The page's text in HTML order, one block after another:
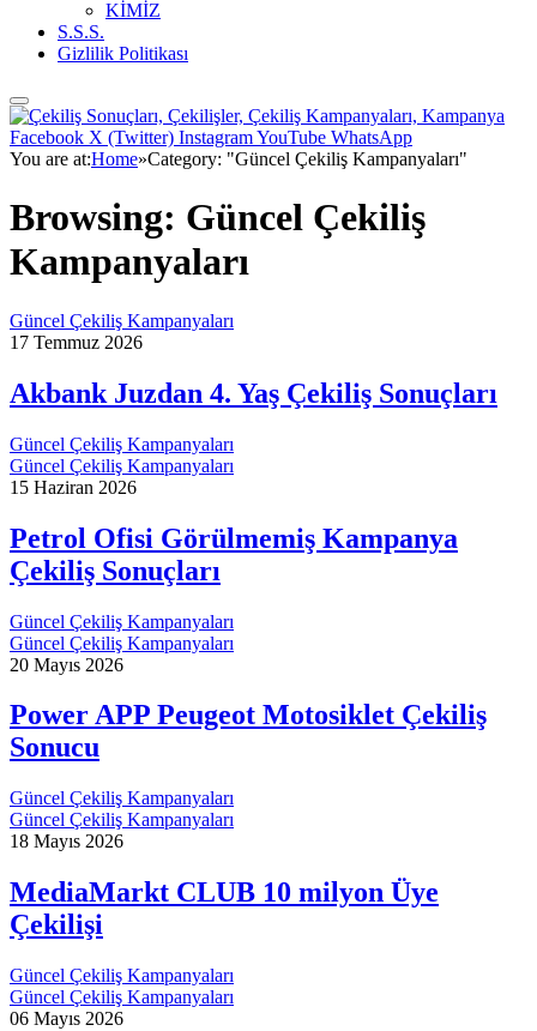
KİMİZ
S.S.S.
Gizlilik Politikası
Facebook X (Twitter) InstagramYouTube WhatsApp
You are at:Home»Category: "Güncel Çekiliş Kampanyaları"
Browsing: Güncel Çekiliş
Kampanyaları
Güncel Çekiliş Kampanyaları
17 Temmuz 2026
Akbank Juzdan 4. Yaş Çekiliş Sonuçları
Güncel Çekiliş Kampanyaları
Güncel Çekiliş Kampanyaları
15 Haziran 2026
Petrol Ofisi Görülmemiş Kampanya
Çekiliş Sonuçları
Güncel Çekiliş Kampanyaları
Güncel Çekiliş Kampanyaları
20 Mayıs 2026
Power APP Peugeot Motosiklet Çekiliş
Sonucu
Güncel Çekiliş Kampanyaları
Güncel Çekiliş Kampanyaları
18 Mayıs 2026
MediaMarkt CLUB 10 milyon Üye
Çekilişi
Güncel Çekiliş Kampanyaları
Güncel Çekiliş Kampanyaları
06 Mayıs 2026